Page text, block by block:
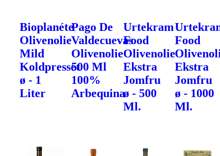
Bioplanéte
Olivenolie
Mild
Koldpresset
ø - 1
Liter
Pago De
Valdecuevas
Olivenolie
500 Ml
100%
Arbequina
Urtekram
Food
Olivenolie
Ekstra
Jomfru
ø - 500
Ml.
Food
Ekstra
Jomfru
ø - 1000
Ml.